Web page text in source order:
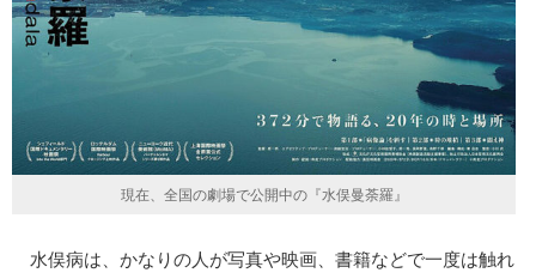
現在、全国の劇場で公開中の『水俣曼荼羅』
水俣病は、かなりの人が写真や映画、書籍などで一度は触れ